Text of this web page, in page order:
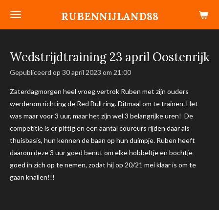
Ga
hoofdinhoud
RUBENNIJLAND88
Wedstrijdtraining 23 april Oostenrijk
Gepubliceerd op 30 april 2023 om 21:00
Zaterdagmorgen heel vroeg vertrok Ruben met zijn ouders
werderom richting de Red Bull ring. Ditmaal om te trainen. Het
was maar voor 3 uur, maar het zijn wel 3 belangrijke uren! De
competitie is er pittig en een aantal coureurs rijden daar als
thuisbasis, hun kennen de baan op hun duimpje. Ruben heeft
daarom deze 3 uur goed benut om elke hobbeltje en bochtje
goed in zich op te nemen, zodat hij op 20/21 mei klaar is om te
gaan knallen!!!